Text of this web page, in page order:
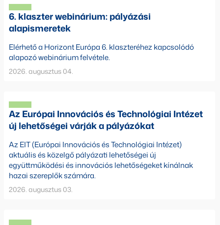
6. klaszter webinárium: pályázási
alapismeretek
Elérhető a Horizont Európa 6. klaszteréhez kapcsolódó
alapozó webinárium felvétele.
2026. augusztus 04.
Az Európai Innovációs és Technológiai Intézet
új lehetőségei várják a pályázókat
Az EIT (Európai Innovációs és Technológiai Intézet)
aktuális és közelgő pályázati lehetőségei új
együttműködési és innovációs lehetőségeket kínálnak
hazai szereplők számára.
2026. augusztus 03.